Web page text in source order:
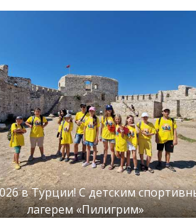
в Турции! С детским
лагерем «Пилигрим»